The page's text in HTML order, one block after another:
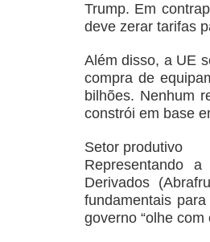
Trump. Em
deve zerar tarifas
Além disso, a UE
compra de
bilhões. Nenhum
constrói em base
Setor produtivo
Representando
Derivados
fundamentais
governo “olhe